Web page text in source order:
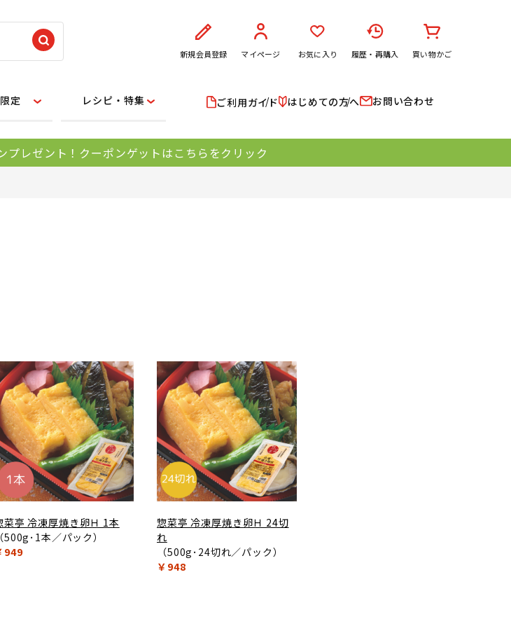
新規会員登録 マイページ お気に入り 履歴・再購入 買い物かご
定 レシピ・特集 ご利用ガイド はじめての方へ お問い合わせ
レゼント！クーポンゲットはこちらをクリック
菜亭 冷凍厚焼き卵Ｈ 1本
（500g･1本／パック）
949
惣菜亭 冷凍厚焼き卵Ｈ 24切
れ
（500g･24切れ／パック）
￥948